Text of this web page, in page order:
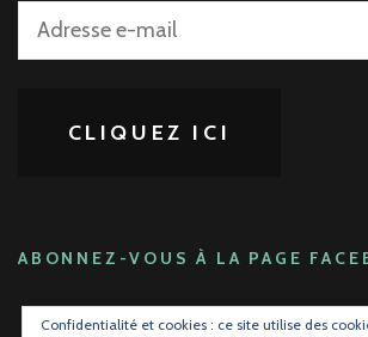
Adresse
CLIQUEZ ICI
ABONNEZ-VOUS À LA PAGE
Confidentialité et cookies : ce site utilise des